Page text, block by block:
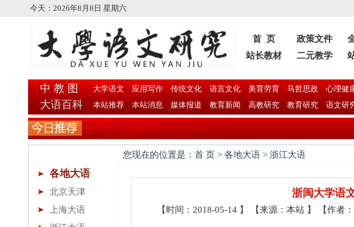
今天： 2026年8月8日 星期六
首 页 政策文件
站长教材
二元教学
中 教 图
大语百科
大学语文 应用写作 传统文化 语言文化 美育劳育 马哲思政 心理健
本站推荐
本站消息 媒体报道 教育新闻 高教研究 教育研究 语文研
您现在的位置是：首 页 > 各地大语 > 浙江大语
各地大语
北京天津
上海大语
浙闽大学语
【时间：2018-05-14 】 【来源：本站 】 【作者